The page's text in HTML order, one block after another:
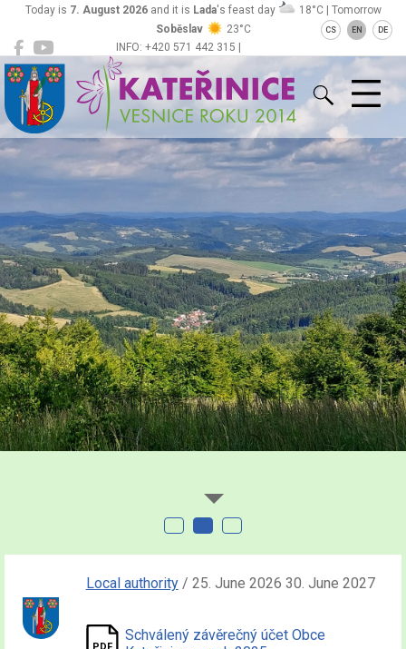
INFO: +420 571 442 315 |
ou@obeckaterinice.cz
Today is 7. August 2026and it is Lada's feast day
18°C | Tomorrow
Soběslav
23°C CS EN DE
Kateřinice
Local authority/ 25. June 2026 30. June 2027
Schválený závěrečný účet Obce